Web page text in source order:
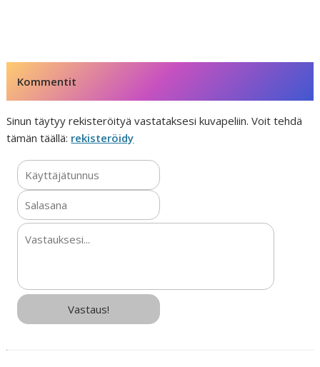
Kommentit
Sinun täytyy rekisteröityä vastataksesi kuvapeliin. Voit tehdä
tämän täällä: rekisteröidy